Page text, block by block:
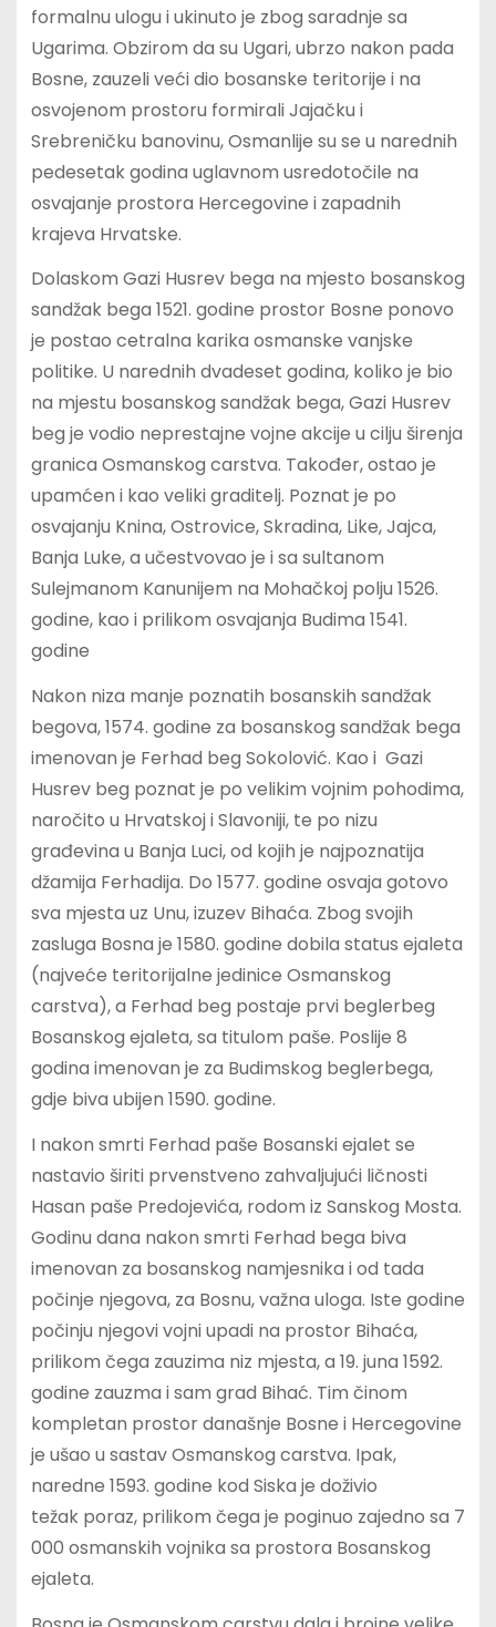
formalnu ulogu i ukinuto je zbog saradnje sa
Ugarima. Obzirom da su Ugari, ubrzo nakon pada
Bosne, zauzeli veći dio bosanske teritorije i na
osvojenom prostoru formirali Jajačku i
Srebreničku banovinu, Osmanlije su se u narednih
pedesetak godina uglavnom usredotočile na
osvajanje prostora Hercegovine i zapadnih
krajeva Hrvatske.
Dolaskom Gazi Husrev bega na mjesto bosanskog
sandžak bega 1521. godine prostor Bosne ponovo
je postao cetralna karika osmanske vanjske
politike. U narednih dvadeset godina, koliko je bio
na mjestu bosanskog sandžak bega, Gazi Husrev
beg je vodio neprestajne vojne akcije u cilju širenja
granica Osmanskog carstva. Također, ostao je
upamćen i kao veliki graditelj. Poznat je po
osvajanju Knina, Ostrovice, Skradina, Like, Jajca,
Banja Luke, a učestvovao je i sa sultanom
Sulejmanom Kanunijem na Mohačkoj polju 1526.
godine, kao i prilikom osvajanja Budima 1541.
godine
Nakon niza manje poznatih bosanskih sandžak
begova, 1574. godine za bosanskog sandžak bega
imenovan je Ferhad beg Sokolović. Kao i Gazi
Husrev beg poznat je po velikim vojnim pohodima,
naročito u Hrvatskoj i Slavoniji, te po nizu
građevina u Banja Luci, od kojih je najpoznatija
džamija Ferhadija. Do 1577. godine osvaja gotovo
sva mjesta uz Unu, izuzev Bihaća. Zbog svojih
zasluga Bosna je 1580. godine dobila status ejaleta
(najveće teritorijalne jedinice Osmanskog
carstva), a Ferhad beg postaje prvi beglerbeg
Bosanskog ejaleta, sa titulom paše. Poslije 8
godina imenovan je za Budimskog beglerbega,
gdje biva ubijen 1590. godine.
I nakon smrti Ferhad paše Bosanski ejalet se
nastavio širiti prvenstveno zahvaljujući ličnosti
Hasan paše Predojevića, rodom iz Sanskog Mosta.
Godinu dana nakon smrti Ferhad bega biva
imenovan za bosanskog namjesnika i od tada
počinje njegova, za Bosnu, važna uloga. Iste godine
počinju njegovi vojni upadi na prostor Bihaća,
prilikom čega zauzima niz mjesta, a 19. juna 1592.
godine zauzma i sam grad Bihać. Tim činom
kompletan prostor današnje Bosne i Hercegovine
je ušao u sastav Osmanskog carstva. Ipak,
naredne 1593. godine kod Siska je doživio
težak poraz, prilikom čega je poginuo zajedno sa 7
000 osmanskih vojnika sa prostora Bosanskog
ejaleta.